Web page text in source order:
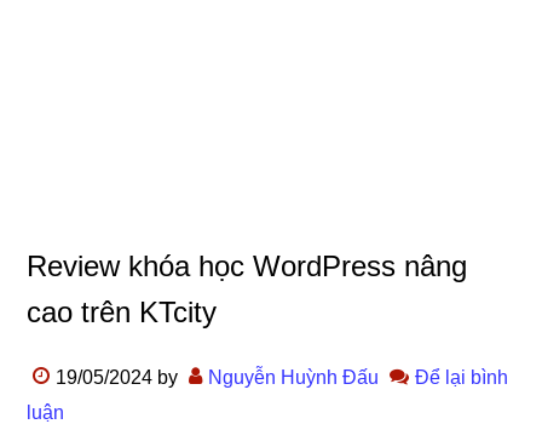
Review khóa học WordPress nâng
cao trên KTcity
19/05/2024 by Nguyễn Huỳnh Đấu
Để lại bình
luận